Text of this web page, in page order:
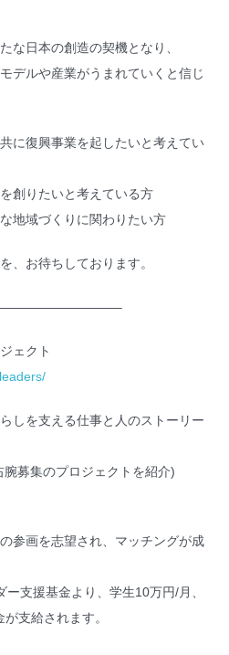
な日本の創造の契機となり、
デルや産業がうまれていくと信じ
に復興事業を起したいと考えてい
創りたいと考えている方
地域づくりに関わりたい方
、お待ちしております。
ェクト
しを支える仕事と人のストーリー
募集のプロジェクトを紹介)
参画を志望され、マッチングが成
支援基金より、学生10万円/月、
支給されます。